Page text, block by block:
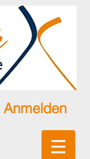
Anmelden